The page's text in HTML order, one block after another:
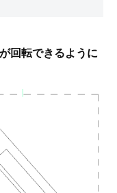
回転できるように